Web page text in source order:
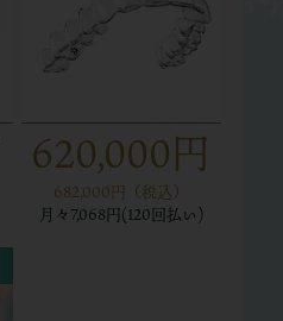
620,000円
682,000円（税込）
月々 7,068円(120回払い)